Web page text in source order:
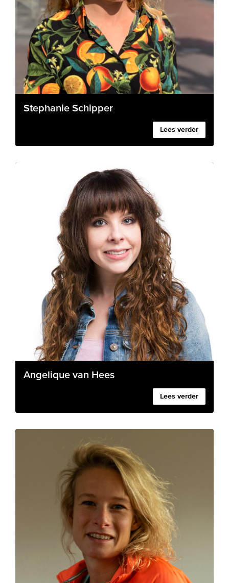
Stephanie Schipper
Lees verder
Angelique van Hees
Lees verder